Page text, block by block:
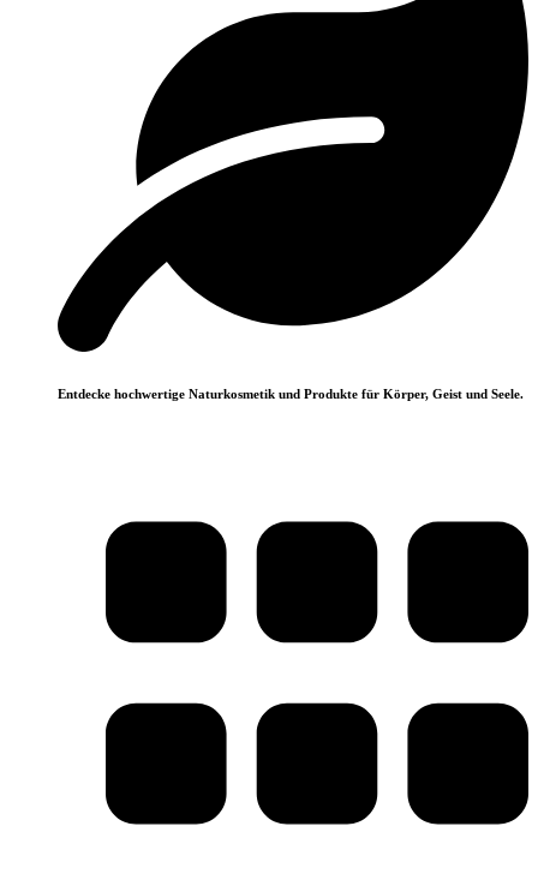
Entdecke hochwertige Naturkosmetik und Produkte für Körper, Geist und Seele.